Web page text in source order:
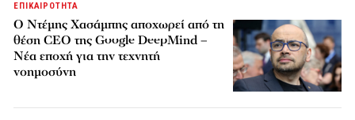
ΕΠΙΚΑΙΡΟΤΗΤΑ
Ο Ντέμης Χασάμπης αποχωρεί από τη
θέση CEO της Google DeepMind –
Νέα εποχή για την τεχνητή
νοημοσύνη